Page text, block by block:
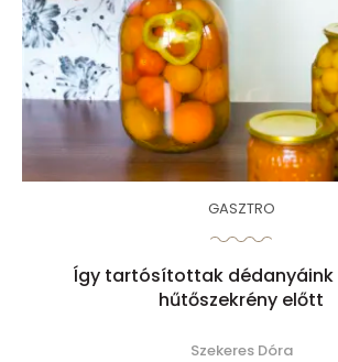
GASZTRO
Így tartósítottak dédanyáink
hűtőszekrény előtt
Szekeres Dóra